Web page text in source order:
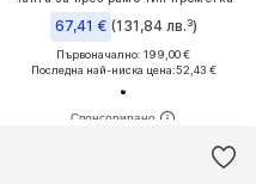
67,41 € (131,84 лв.³)
Първоначално: 199,00 €
Последна най-ниска цена:52,43 €